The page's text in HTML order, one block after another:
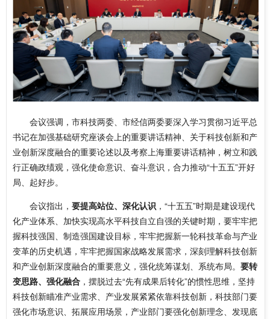
会议强调，市科技两委、市经信两委要深入学习贯彻习近平总
书记在加强基础研究座谈会上的重要讲话精神、关于科技创新和产
业创新深度融合的重要论述以及考察上海重要讲话精神，树立和践
行正确政绩观，强化使命意识、奋斗意识，合力推动“十五五”开好
局、起好步。
会议指出， 要提高站位、深化认识 ，“十五五”时期是建设现代
化产业体系、加快实现高水平科技自立自强的关键时期，要牢牢把
握科技强国、制造强国建设目标，牢牢把握新一轮科技革命与产业
变革的历史机遇，牢牢把握国家战略发展需求，深刻理解科技创新
和产业创新深度融合的重要意义，强化统筹谋划、系统布局。 要转
变思路、强化融合 ，摆脱过去“先有成果后转化”的惯性思维，坚持
科技创新瞄准产业需求、产业发展紧紧依靠科技创新，科技部门要
强化市场意识、拓展应用场景，产业部门要强化创新理念、发现底